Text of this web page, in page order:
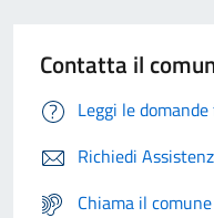
Contatta il
Leggi le
Richiedi
Chiama il